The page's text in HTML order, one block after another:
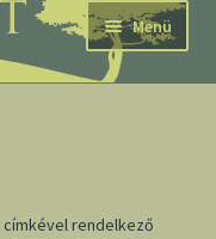
Menü
címkével rendelkező